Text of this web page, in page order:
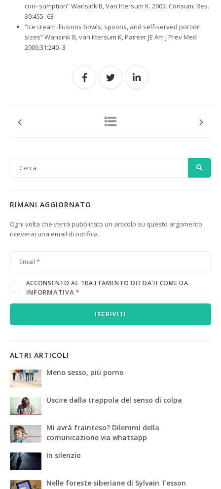
con- sumption” Wansink B, Van Ittersum K. 2003. Consum. Res.
30:455–63
“Ice cream illusions bowls, spoons, and self-served portion
sizes” Wansink B, van Ittersum K, Painter JE Am J Prev Med
2006;31:240–3
RIMANI AGGIORNATO
Ogni volta che verrà pubblicato un articolo su questo argomento
riceverai una email di notifica.
ACCONSENTO AL TRATTAMENTO DEI DATI COME DA
INFORMATIVA *
ISCRIVITI
ALTRI ARTICOLI
Meno sesso, più porno
Uscire dalla trappola del senso di colpa
Mi avrà frainteso? Dilemmi della
comunicazione via whatsapp
In silenzio
Nelle foreste siberiane di Sylvain Tesson